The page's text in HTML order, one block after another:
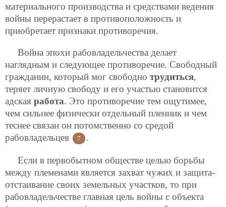
материального производства и средствами ведения
войны перерастает в противоположность и
приобретает признаки противоречия.
Война эпохи рабовладельчества делает
наглядным и следующее противоречие. Свободный
гражданин, который мог свободно трудиться,
теряет личную свободу и его участью становится
адская работа. Это противоречие тем ощутимее,
чем сильнее физически отдельный пленник и чем
теснее связан он потомственно со средой
рабовладельцев
7 .
Если в первобытном обществе целью борьбы
между племенами является захват чужих и защита-
отстаивание своих земельных участков, то при
рабовладельчестве главная цель войны с объекта